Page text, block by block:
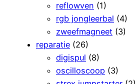
reflowven (1)
rgb jongleerbal (4)
zweefmagneet (3)
reparatie (26)
digispul (8)
oscilloscoop (3)